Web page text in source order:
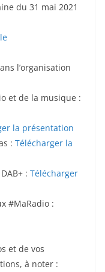
du 31 mai 2021
l’organisation
et de la musique :
la présentation
: Télécharger la
: Télécharger
#MaRadio :
et de vos
à noter :